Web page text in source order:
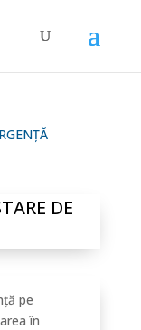
DE
pe
în